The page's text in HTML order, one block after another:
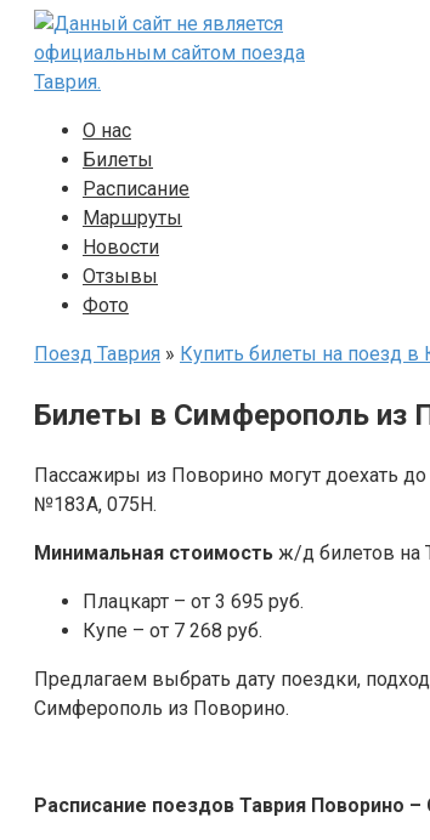
Перейти
контенту
О нас
Билеты
Расписание
Маршруты
Новости
Отзывы
Фото
Поезд Таврия » Купить билеты на поезд
Билеты в Симферополь из
Пассажиры из Поворино могут доехать
№183А, 075Н.
Минимальная стоимость ж/д билетов на
Плацкарт – от 3 695 руб.
Купе – от 7 268 руб.
Предлагаем выбрать дату поездки,
Симферополь из Поворино.
Расписание поездов Таврия Поворино